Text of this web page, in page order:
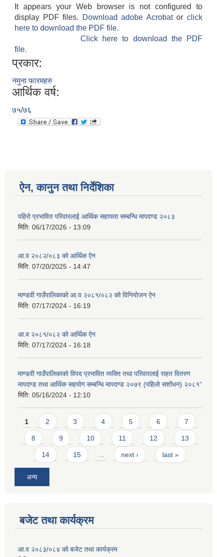
It appears your Web browser is not configured to
display PDF files.
Download adobe Acrobatorclick
here to download the PDF file.
Click here to download the PDF
file.
प्रकार:
नमुना फारमहरु
आर्थिक वर्ष:
७५/७६
ऐन, कानुन तथा निर्देशिका
पहिरो प्रभावित परिवारलाई आर्थिक सहायता सम्बन्धि मापदण्ड २०८३
मिति: 06/17/2026 - 13:09
आ.व २०८२/०८३ को आर्थिक ऐन
मिति: 07/20/2025 - 14:47
माण्डवी गाउँपालिकाको आ.व २०८१/०८२ को विनियोजन ऐन
मिति: 07/17/2024 - 16:19
आ.व २०८१/०८२ को आर्थिक ऐन
मिति: 07/17/2024 - 16:18
माण्डवी गाउँपालिकाको विपद प्रभावित व्यक्ति तथा परिवारलाई राहत वितरण
मापदण्ड तथा आर्थिक सहयोग सम्बन्धि मापदण्ड २०७९ (पहिलो सशोंधन) २०८१”
मिति: 05/16/2024 - 12:10
Pages
1 2 3 4 5 6 7
8 9 10 11 12 13
14 15 next › last »
अन्य
बजेट तथा कार्यक्रम
आ.व २०८३/०८४ को बजेट तथा कार्यक्रम